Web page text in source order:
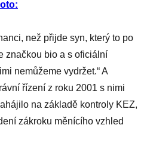
než přijde syn, který to po
značkou bio a s oficiální
nemůžeme vydržet.“ A
řízení z roku 2001 s nimi
na základě kontroly KEZ,
zákroku měnícího vzhled